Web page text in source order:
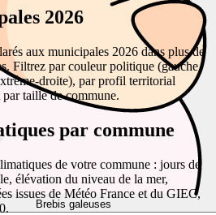
Brebis galeuses
2026
aux municipales 2026 dans plus de
Filtrez par couleur politique (gauche,
droite), par profil territorial
taille de commune.
par commune
de votre commune : jours de
élévation du niveau de la mer,
issues de Météo France et du GIEC,